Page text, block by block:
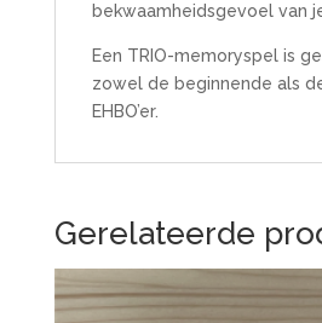
bekwaamheidsgevoel van
Een TRIO-memoryspel is
zowel de beginnende als
EHBO’er.
Gerelateerde